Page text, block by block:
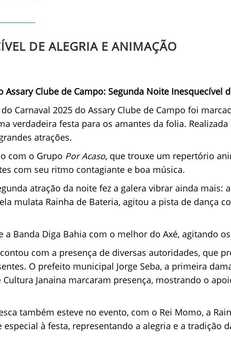
DE ALEGRIA E ANIMAÇÃO
Assary Clube de Campo: Segunda Noite Inesquecível
Carnaval 2025 do Assary Clube de Campo foi
verdadeira festa para os amantes da folia.
atrações.
com o Grupo Por Acaso, que trouxe um repertório
com seu ritmo contagiante e boa música.
atração da noite fez a galera vibrar ainda mais:
mulata Rainha de Bateria, agitou a pista de dança
a Banda Diga Bahia com o melhor do Axé, agitando
com a presença de diversas autoridades, que
O prefeito municipal Jorge Seba, a primeira
Cultura Janaina marcaram presença, mostrando o
também esteve no evento, com o Rei Momo, a
à festa, representando a alegria e a tradição